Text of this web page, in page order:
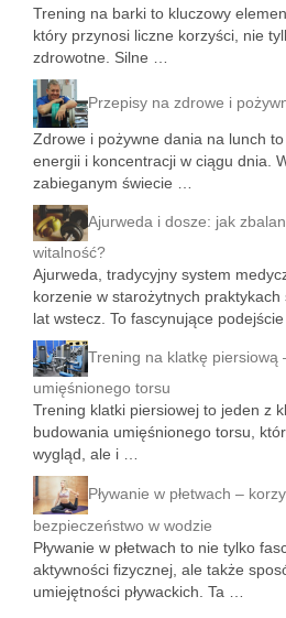
Trening na barki to kluczowy
który przynosi liczne korzyści, nie
zdrowotne. Silne …
Przepisy na zdrowe i
Zdrowe i pożywne dania na lunch
energii i koncentracji w ciągu dnia.
zabieganym świecie …
Ajurweda i dosze: jak
witalność?
Ajurweda, tradycyjny system
korzenie w starożytnych
lat wstecz. To fascynujące
Trening na klatkę piersiową
umięśnionego torsu
Trening klatki piersiowej to jeden z
budowania umięśnionego torsu,
wygląd, ale i …
Pływanie w płetwach –
bezpieczeństwo w wodzie
Pływanie w płetwach to nie tylko
aktywności fizycznej, ale także
umiejętności pływackich. Ta …